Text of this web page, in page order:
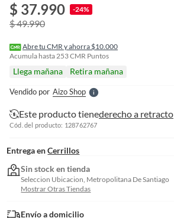
$ 37.990 -24%
$ 49.990
Abre tu CMR y ahorra $10.000
Acumula hasta253CMR Puntos
Llega mañana Retira mañana
Vendido por Aizo ShopS
l
e
r
f
o
Este producto tienederecho a retracto
Cód. del producto: 128762767
Entrega en Cerrillos
Sin stock en tienda
Seleccion Ubicacion, Metropolitana De Santiago
Mostrar Otras Tiendas
Envío a domicilio